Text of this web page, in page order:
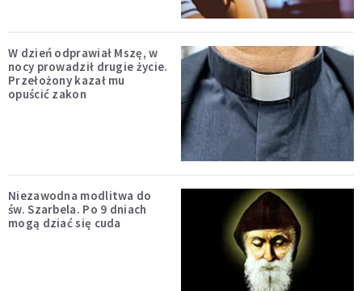
W dzień odprawiał Mszę, w
nocy prowadził drugie życie.
Przełożony kazał mu
opuścić zakon
Niezawodna modlitwa do
św. Szarbela. Po 9 dniach
mogą dziać się cuda